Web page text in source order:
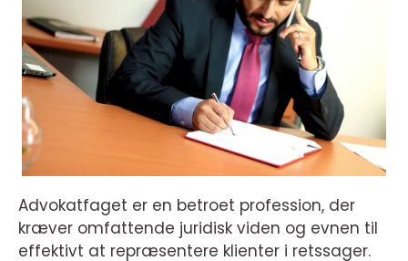
Advokatfaget er en betroet profession, der
kræver omfattende juridisk viden og evnen til
effektivt at repræsentere klienter i retssager.